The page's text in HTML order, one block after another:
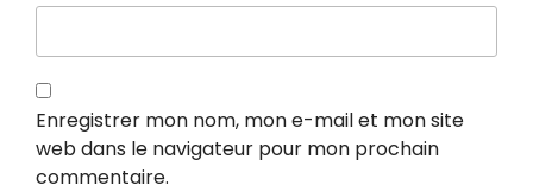
Enregistrer mon nom, mon e-mail et mon site
web dans le navigateur pour mon prochain
commentaire.